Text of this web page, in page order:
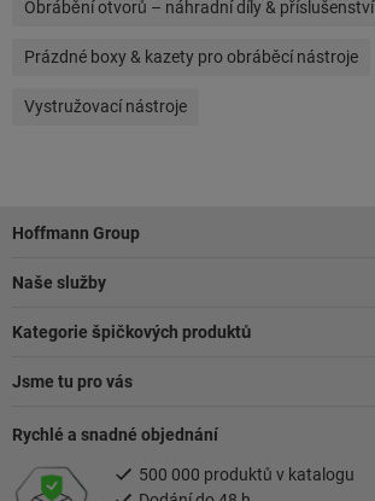
Obrábění otvorů – náhradní díly & příslušenství
Prázdné boxy & kazety pro obráběcí nástroje
Vystružovací nástroje
Zápatí
Hoffmann Group
Naše služby
Kategorie špičkových produktů
Jsme tu pro vás
Rychlé a snadné objednání
500 000 produktů v katalogu